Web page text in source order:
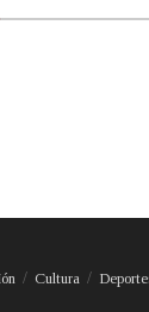
Cultura